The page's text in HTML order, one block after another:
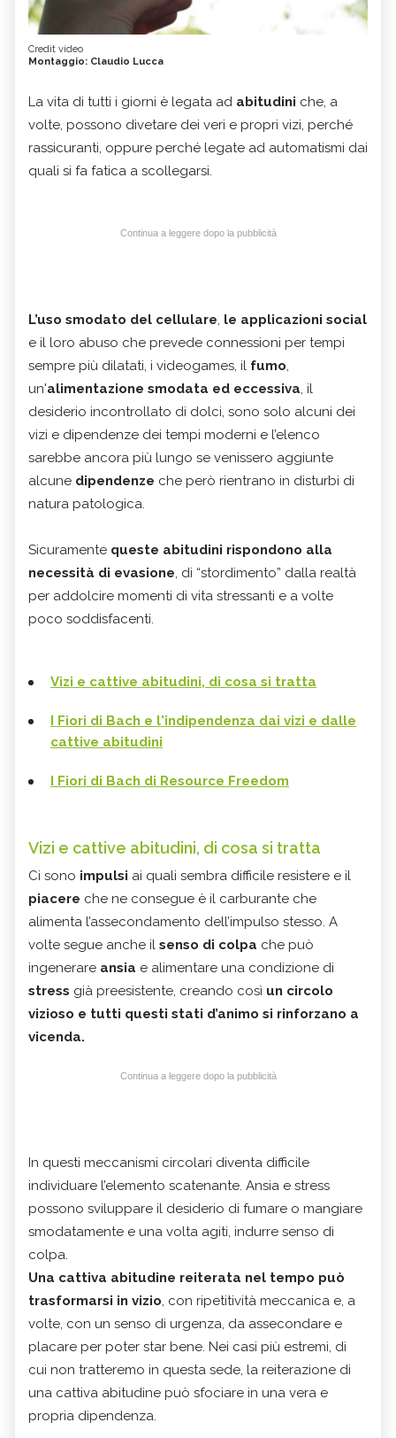
Credit video
Montaggio: Claudio Lucca
La vita di tutti i giorni è legata ad abitudini che, a
volte, possono divetare dei veri e propri vizi, perché
rassicuranti, oppure perché legate ad automatismi dai
quali si fa fatica a scollegarsi.
Continua a leggere dopo la pubblicità
L’uso smodato del cellulare, le applicazioni social
e il loro abuso che prevede connessioni per tempi
sempre più dilatati, i videogames, il fumo,
un'alimentazione smodata ed eccessiva, il
desiderio incontrollato di dolci, sono solo alcuni dei
vizi e dipendenze dei tempi moderni e l’elenco
sarebbe ancora più lungo se venissero aggiunte
alcune dipendenze che però rientrano in disturbi di
natura patologica.
Sicuramente queste abitudini rispondono alla
necessità di evasione, di “stordimento” dalla realtà
per addolcire momenti di vita stressanti e a volte
poco soddisfacenti.
Vizi e cattive abitudini, di cosa si tratta
I Fiori di Bach e l'indipendenza dai vizi e dalle
cattive abitudini
I Fiori di Bach di Resource Freedom
Vizi e cattive abitudini, di cosa si tratta
Ci sono impulsi ai quali sembra difficile resistere e il
piacere che ne consegue è il carburante che
alimenta l’assecondamento dell’impulso stesso. A
volte segue anche il senso di colpa che può
ingenerare ansia e alimentare una condizione di
stress già preesistente, creando così un circolo
vizioso e tutti questi stati d’animo si rinforzano a
vicenda.
Continua a leggere dopo la pubblicità
In questi meccanismi circolari diventa difficile
individuare l’elemento scatenante. Ansia e stress
possono sviluppare il desiderio di fumare o mangiare
smodatamente e una volta agiti, indurre senso di
colpa.
Una cattiva abitudine reiterata nel tempo può
trasformarsi in vizio, con ripetitività meccanica e, a
volte, con un senso di urgenza, da assecondare e
placare per poter star bene. Nei casi più estremi, di
cui non tratteremo in questa sede, la reiterazione di
una cattiva abitudine può sfociare in una vera e
propria dipendenza.